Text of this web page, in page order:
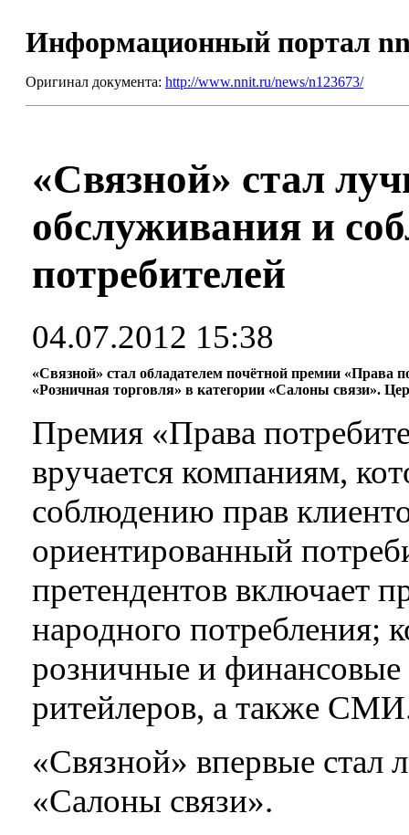
Информационный портал
Оригинал документа: http://www.nnit.ru/news/n123673/
«Связной» стал
обслуживания и
потребителей
04.07.2012 15:38
«Связной» стал обладателем почётной премии «Права
«Розничная торговля» в категории «Салоны связи».
Премия «Права
вручается компаниям,
соблюдению прав
ориентированный
претендентов включает
народного потребления;
розничные и
ритейлеров, а также
«Связной» впервые стал
«Салоны связи».